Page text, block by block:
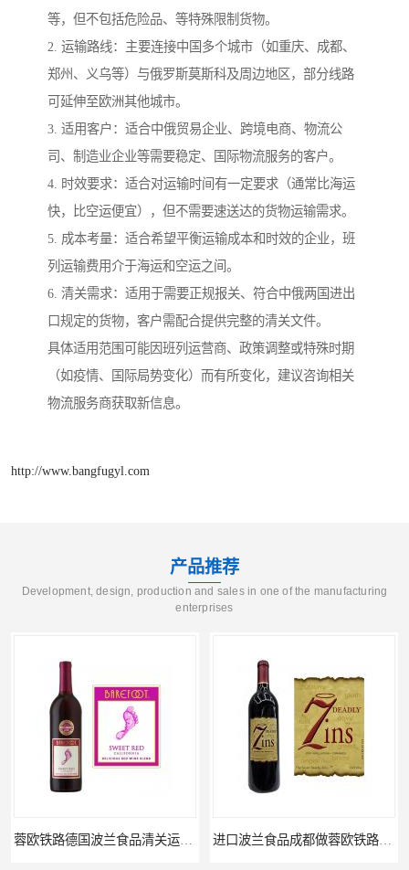
等，但不包括危险品、等特殊限制货物。
2. 运输路线：主要连接中国多个城市（如重庆、成都、
郑州、义乌等）与俄罗斯莫斯科及周边地区，部分线路
可延伸至欧洲其他城市。
3. 适用客户：适合中俄贸易企业、跨境电商、物流公
司、制造业企业等需要稳定、国际物流服务的客户。
4. 时效要求：适合对运输时间有一定要求（通常比海运
快，比空运便宜），但不需要速送达的货物运输需求。
5. 成本考量：适合希望平衡运输成本和时效的企业，班
列运输费用介于海运和空运之间。
6. 清关需求：适用于需要正规报关、符合中俄两国进出
口规定的货物，客户需配合提供完整的清关文件。
具体适用范围可能因班列运营商、政策调整或特殊时期
（如疫情、国际局势变化）而有所变化，建议咨询相关
物流服务商获取新信息。
http://www.bangfugyl.com
产品推荐
Development, design, production and sales in one of the manufacturing
enterprises
蓉欧铁路德国波兰食品清关运输门到门 进口波兰食品成都做蓉欧铁路代理的公司